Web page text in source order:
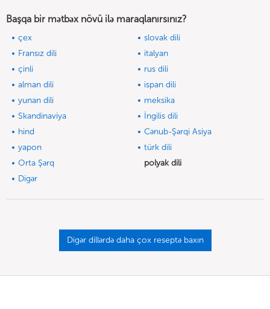
Başqa bir mətbəx növü ilə maraqlanırsınız?
çex
slovak dili
Fransız dili
italyan
çinli
rus dili
alman dili
ispan dili
yunan dili
meksika
Skandinaviya
İngilis dili
hind
Cənub-Şərqi Asiya
yapon
türk dili
Orta Şərq
polyak dili
Digər
Digər dillərdə daha çox reseptə baxın